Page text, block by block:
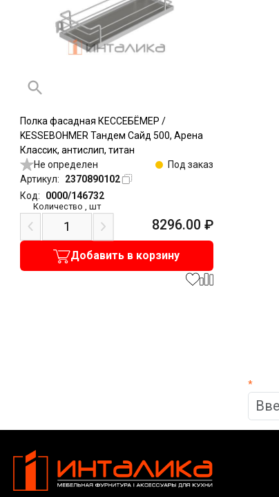
Полка фасадная КЕССЕБЁМЕР /
KESSEBOHMER Тандем Сайд 500, Арена
Классик, антислип, титан
Не определен
Под заказ
Артикул:
2370890102
Код:
0000/146732
Количество шт
8296.00 ₽
Добавить в корзину
*